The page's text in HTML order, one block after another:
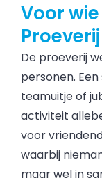
Voor
De proeverij
personen.
teamuitje of
activiteit
voor
waarbij
maar wel in